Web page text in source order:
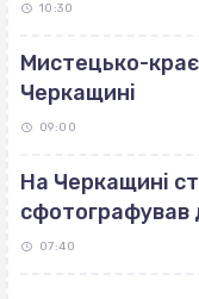
10:30
Мистецько-
Черкащині
09:00
На Черкащині
сфотографував
07:40